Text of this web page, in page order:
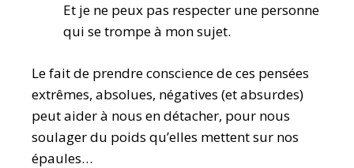
Et je ne peux pas respecter une personne
qui se trompe à mon sujet.
Le fait de prendre conscience de ces pensées
extrêmes, absolues, négatives (et absurdes)
peut aider à nous en détacher, pour nous
soulager du poids qu’elles mettent sur nos
épaules…